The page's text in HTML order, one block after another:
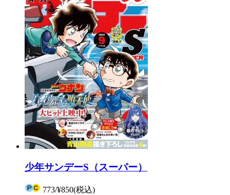
少年サンデーS（スーパー）
773/¥850(税込)